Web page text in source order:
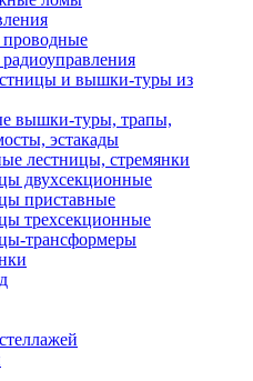
и вышки-туры из
вышки-туры, трапы,
эстакады
лестницы, стремянки
двухсекционные
приставные
трехсекционные
трансформеры